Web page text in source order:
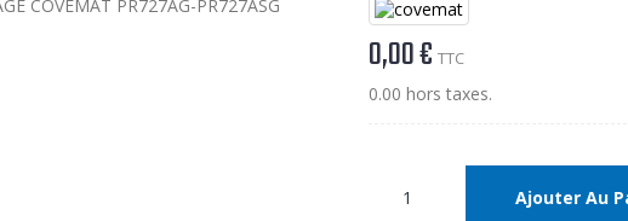
0,00 € TTC
0.00 hors taxes.
Ajouter Au